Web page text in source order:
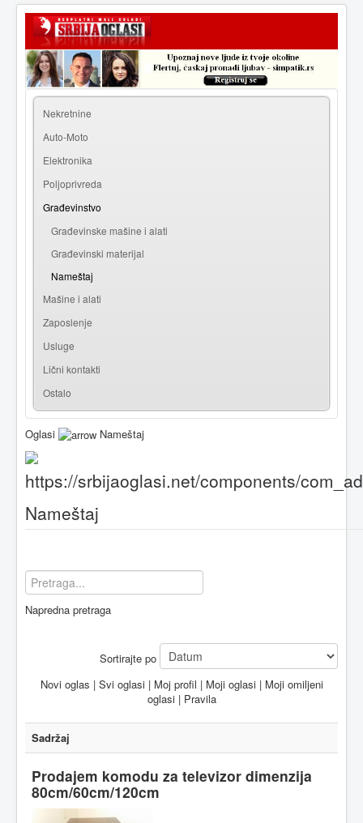
| Registracija
Nekretnine
Auto-Moto
Elektronika
Poljoprivreda
Građevinstvo
Građevinske mašine i alati
Građevinski materijal
Nameštaj
Mašine i alati
Zaposlenje
Usluge
Lični kontakti
Ostalo
Oglasi Nameštaj
Nameštaj
Napredna pretraga
Sortirajte po
Novi oglas | Svi oglasi| Moj profil | Moji oglasi| Moji omiljeni
oglasi| Pravila
Sadržaj
Prodajem komodu za televizor dimenzija
80cm/60cm/120cm